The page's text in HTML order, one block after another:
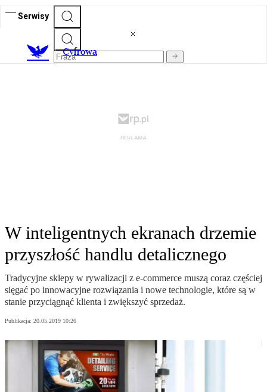
Serwisy
Cyfrowa
W inteligentnych ekranach drzemie
przyszłość handlu detalicznego
Tradycyjne sklepy w rywalizacji z e-commerce muszą coraz częściej
sięgać po innowacyjne rozwiązania i nowe technologie, które są w
stanie przyciągnąć klienta i zwiększyć sprzedaż.
Publikacja: 20.05.2019 10:26